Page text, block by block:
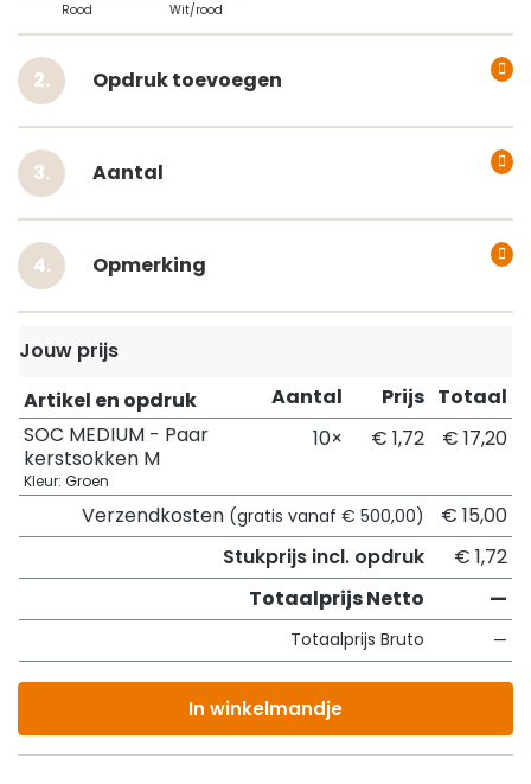
Rood Wit/rood
Opdruk toevoegen
Aantal
Opmerking
Jouw prijs
Artikel en opdruk
Aantal Prijs Totaal
SOC MEDIUM - Paar
kerstsokken M
Kleur: Groen
10× € 1,72 € 17,20
Verzendkosten (gratis vanaf € 500,00)
€ 15,00
Stukprijs incl. opdruk
€ 1,72
Totaalprijs Netto
—
Totaalprijs Bruto —
In winkelmandje